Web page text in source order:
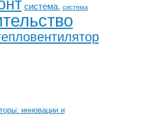
система. система
инновации и